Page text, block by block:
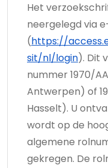
Het
neergelegd via
(https://
sit/nl/login). Dit
nummer 1970/
Antwerpen) of
Hasselt). U
wordt op de
algemene
gekregen. De